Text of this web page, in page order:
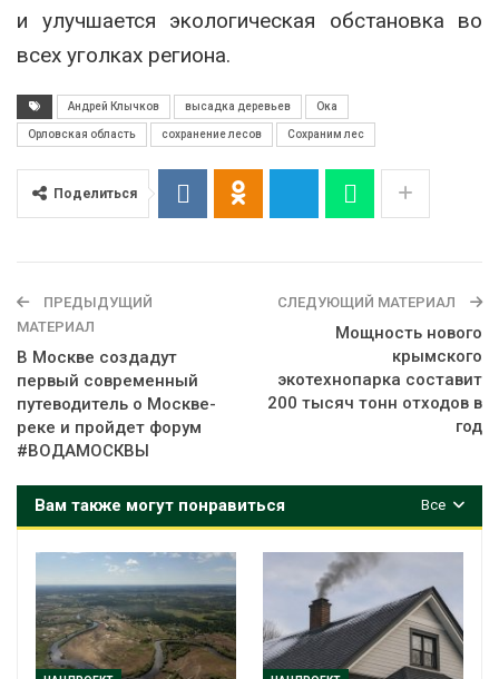
и улучшается экологическая обстановка во
всех уголках региона.
Андрей Клычков высадка деревьев Ока
Орловская область сохранение лесов Сохраним лес
Поделиться
ПРЕДЫДУЩИЙ
МАТЕРИАЛ
В Москве создадут
первый современный
путеводитель о Москве-
реке и пройдет форум
#ВОДАМОСКВЫ
СЛЕДУЮЩИЙ МАТЕРИАЛ
Мощность нового
крымского
экотехнопарка составит
200 тысяч тонн отходов в
год
Все
Вам также могут понравиться